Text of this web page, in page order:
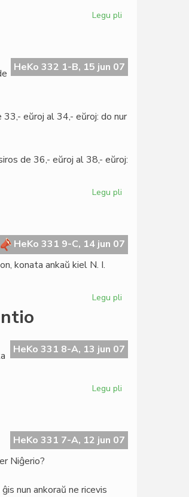
Legu pli
geopolitiko
HeKo 332 1-B, 15 jun 07
eŭroj al 34,- eŭroj: do nur
de 36,- eŭroj al 38,- eŭroj:
Legu pli
LF-
koop
HeKo 331 9-C, 14 jun 07
konata ankaŭ kiel N. I.
Legu pli
Billy
Waldon
HeKo 331 8-A, 13 jun 07
Legu pli
la
afrika
HeKo 331 7-A, 12 jun 07
Niĝerio?
nun ankoraŭ ne ricevis